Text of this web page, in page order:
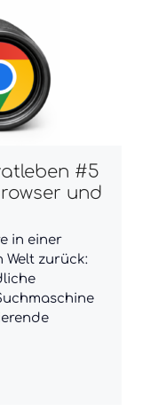
#5
und
in einer
Welt zurück: